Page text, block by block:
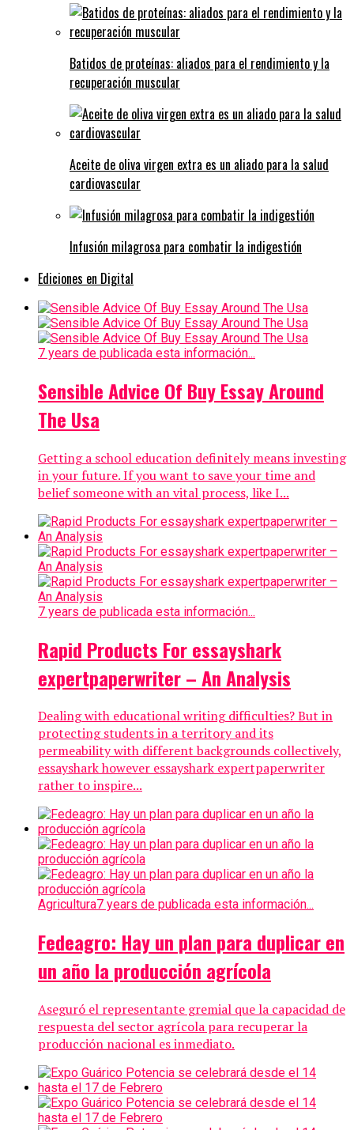
Batidos de proteínas: aliados para el rendimiento y la
recuperación muscular
Aceite de oliva virgen extra es un aliado para la salud
cardiovascular
Infusión milagrosa para combatir la indigestión
Ediciones en Digital
7 years de publicada esta información...
Sensible Advice Of Buy Essay Around
The Usa
Getting a school education definitely means investing
in your future. If you want to save your time and
belief someone with an vital process, like I...
7 years de publicada esta información...
Rapid Products For essayshark
expertpaperwriter – An Analysis
Dealing with educational writing difficulties? But in
protecting students in a territory and its
permeability with different backgrounds collectively,
essayshark however essayshark expertpaperwriter
rather to inspire...
Agricultura7 years de publicada esta información...
Fedeagro: Hay un plan para duplicar en
un año la producción agrícola
Aseguró el representante gremial que la capacidad de
respuesta del sector agrícola para recuperar la
producción nacional es inmediato.